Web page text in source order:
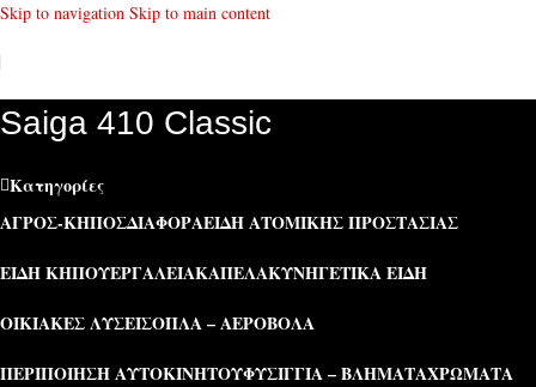
Skip to navigation Skip to main content
Saiga 410 Classic
Κατηγορίες
ΑΓΡΌΣ-ΚΉΠΟΣΔΙΆΦΟΡΑΕΊΔΗ ΑΤΟΜΙΚΉΣ ΠΡΟΣΤΑΣΊΑΣ
ΕΊΔΗ ΚΉΠΟΥΕΡΓΑΛΕΊΑΚΑΠΕΛΑΚΥΝΗΓΕΤΙΚΆ ΕΊΔΗ
ΟΙΚΙΑΚΈΣ ΛΎΣΕΙΣΌΠΛΑ – ΑΕΡΟΒΌΛΑ
ΠΕΡΙΠΟΊΗΣΗ ΑΥΤΟΚΙΝΉΤΟΥΦΥΣΊΓΓΙΑ – ΒΛΉΜΑΤΑΧΡΏΜΑΤΑ